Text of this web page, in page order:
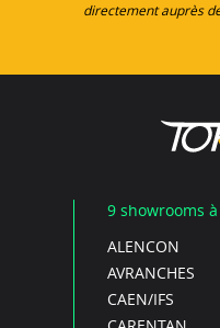
directement auprès
9 showrooms
ALENCON
AVRANCHES
CAEN/IFS